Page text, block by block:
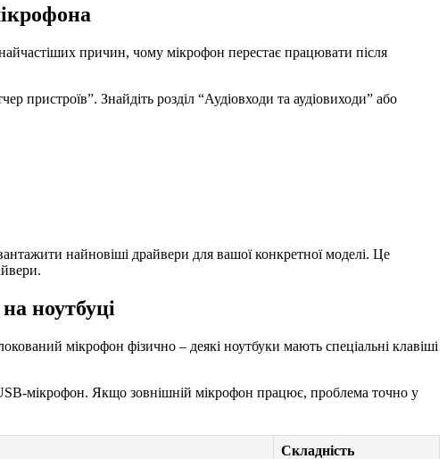
причин, чому мікрофон перестає працювати після
пристроїв”. Знайдіть розділ “Аудіовходи та аудіовиходи” або
найновіші драйвери для вашої конкретної моделі. Це
ноутбуці
мікрофон фізично – деякі ноутбуки мають спеціальні клавіші
мікрофон. Якщо зовнішній мікрофон працює, проблема точно у
Складність